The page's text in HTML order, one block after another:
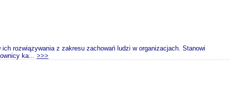
rozwiązywania z zakresu zachowań ludzi w organizacjach. Stanowi
ka... >>>